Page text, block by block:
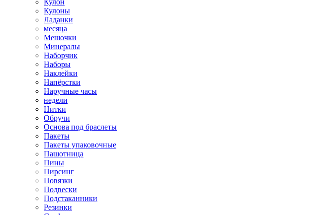
Кулон
Кулоны
Ладанки
месяца
Мешочки
Минералы
Наборчик
Наборы
Наклейки
Напёрстки
Наручные часы
недели
Нитки
Обручи
Основа под браслеты
Пакеты
Пакеты упаковочные
Пашотница
Пины
Пирсинг
Повязки
Подвески
Подстаканники
Резинки